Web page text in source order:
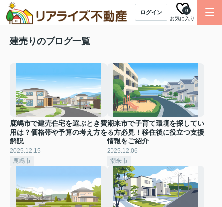
ログイン
お気に入り
0
建売りのブログ一覧
鹿嶋市で建売住宅を選ぶとき費
用は？価格帯や予算の考え方を
解説
2025.12.15
鹿嶋市
潮来市で子育て環境を探してい
る方必見！移住後に役立つ支援
情報をご紹介
2025.12.06
潮来市